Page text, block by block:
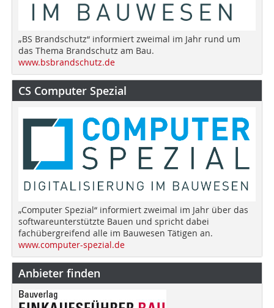
„BS Brandschutz“ informiert zweimal im Jahr rund um
das Thema Brandschutz am Bau.
www.bsbrandschutz.de
CS Computer Spezial
„Computer Spezial“ informiert zweimal im Jahr über das
softwareunterstützte Bauen und spricht dabei
fachübergreifend alle im Bauwesen Tätigen an.
www.computer-spezial.de
Anbieter finden